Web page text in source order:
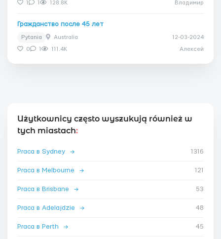
1 1 128.8K Владимир
Гражданство после 45 лет
Pytania Australia 12-03-2024
0 1 111.4K Алексей
Użytkownicy często wyszukują również w
tych miastach:
Praca в Sydney → 1316
Praca в Melbourne → 121
Praca в Brisbane → 53
Praca в Adelajdzie → 48
Praca в Perth → 45